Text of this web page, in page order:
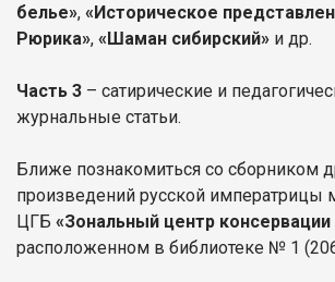
белье», «Историческое
Рюрика», «Шаман сибирский» и др.
Часть 3 – сатирические и
журнальные статьи.
Ближе познакомиться со сборником
произведений русской императрицы
ЦГБ «Зональный центр консервации
расположенном в библиотеке № 1